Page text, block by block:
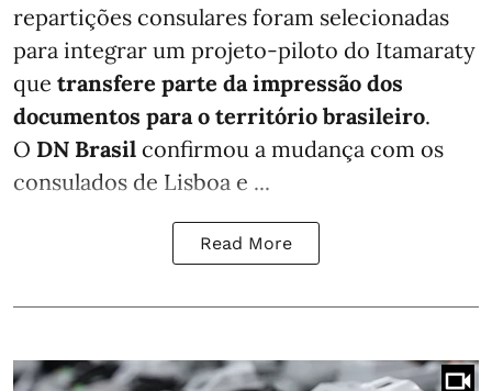
repartições consulares foram selecionadas
para integrar um projeto-piloto do Itamaraty
que transfere parte da impressão dos
documentos para o território brasileiro.
O DN Brasil confirmou a mudança com os
consulados de Lisboa e ...
Read More